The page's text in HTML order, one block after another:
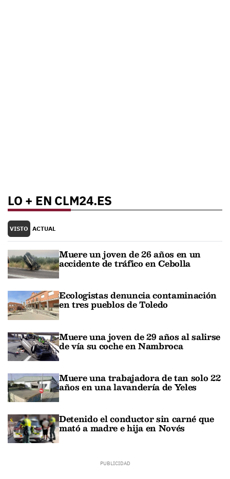
LO + EN CLM24.ES
VISTO ACTUAL
Muere un joven de 26 años en un
accidente de tráfico en Cebolla
Ecologistas denuncia contaminación
en tres pueblos de Toledo
Muere una joven de 29 años al salirse
de vía su coche en Nambroca
Muere una trabajadora de tan solo 22
años en una lavandería de Yeles
Detenido el conductor sin carné que
mató a madre e hija en Novés